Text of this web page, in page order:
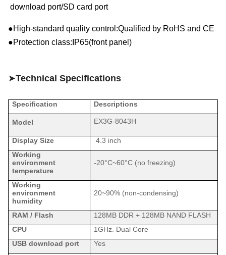
download port/SD card port
●High-standard quality control:Qualified by RoHS and CE
●Protection class:IP65(front panel )
➤Technical Specifications
Specification Descriptions
Model EX3G-8043H
Display Size
4.3 inch
Working
environment
temperature
-20°C~60°C (no freezing)
Working
environment
humidity
20~90% (non-condensing)
RAM / Flash 128MB DDR + 128MB NAND FLASH
CPU
1GHz. Dual Core
USB download port
Yes